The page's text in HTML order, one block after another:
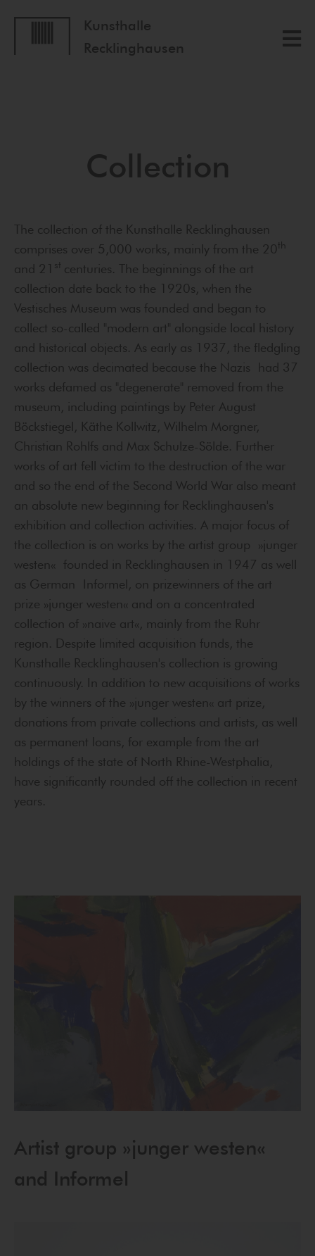
Kunsthalle
Recklinghausen
Collection
The collection of the Kunsthalle Recklinghausen
comprises over 5,000 works, mainly from the 20th
and 21 st centuries. The beginnings of the art
collection date back to the 1920s, when the
Vestisches Museum was founded and began to
collect so-called "modern art" alongside local history
and historical objects. As early as 1937, the fledgling
collection was decimated because the Nazis had 37
works defamed as "degenerate" removed from the
museum, including paintings by Peter August
Böckstiegel, Käthe Kollwitz, Wilhelm Morgner,
Christian Rohlfs and Max Schulze-Sölde. Further
works of art fell victim to the destruction of the war
and so the end of the Second World War also meant
an absolute new beginning for Recklinghausen's
exhibition and collection activities. A major focus of
the collection is on works by the artist group »junger
westen« founded in Recklinghausen in 1947 as well
as German Informel, on prizewinners of the art
prize »junger westen« and on a concentrated
collection of »naive art«, mainly from the Ruhr
region. Despite limited acquisition funds, the
Kunsthalle Recklinghausen's collection is growing
continuously. In addition to new acquisitions of works
by the winners of the »junger westen« art prize,
donations from private collections and artists, as well
as permanent loans, for example from the art
holdings of the state of North Rhine-Westphalia,
have significantly rounded off the collection in recent
years.
Artist group »junger westen«
and Informel